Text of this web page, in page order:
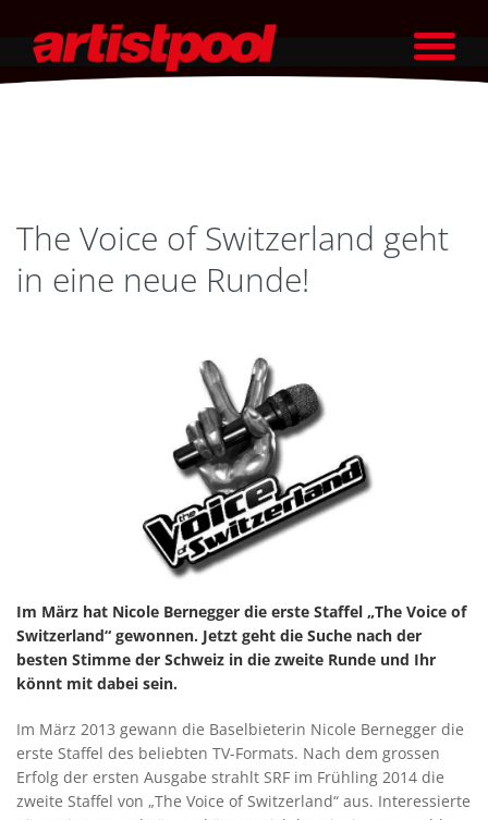
The Voice of Switzerland geht
in eine neue Runde!
Im März hat Nicole Bernegger die erste Staffel „The Voice of
Switzerland“ gewonnen. Jetzt geht die Suche nach der
besten Stimme der Schweiz in die zweite Runde und Ihr
könnt mit dabei sein.
Im März 2013 gewann die Baselbieterin Nicole Bernegger die
erste Staffel des beliebten TV-Formats. Nach dem grossen
Erfolg der ersten Ausgabe strahlt SRF im Frühling 2014 die
zweite Staffel von „The Voice of Switzerland“ aus. Interessierte